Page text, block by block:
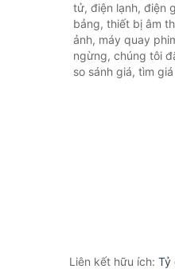
tử, điện lạnh, điện
bảng, thiết bị âm
ảnh, máy quay
ngừng, chúng tôi
so sánh giá, tìm
Liên kết hữu ích: Tỷ